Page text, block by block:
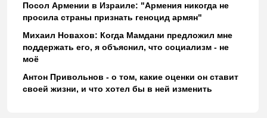
Посол Армении в Израиле: "Армения никогда не
просила страны признать геноцид армян"
Михаил Новахов: Когда Мамдани предложил мне
поддержать его, я объяснил, что социализм - не
моё
Антон Привольнов - о том, какие оценки он ставит
своей жизни, и что хотел бы в ней изменить